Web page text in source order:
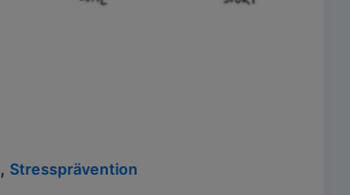
,Stressprävention